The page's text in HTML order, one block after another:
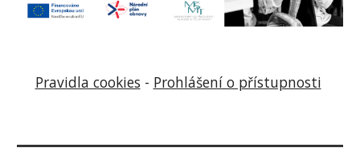
Pravidla cookies - Prohlášení o přístupnosti